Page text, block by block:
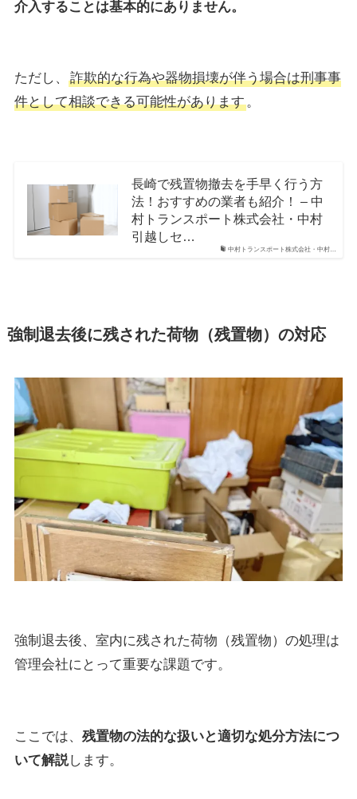
介入することは基本的にありません。
ただし、
詐欺的な行為や器物損壊が伴う場合は刑事事
件として相談できる可能性があります。
中村トランスポート株式会社・中村…
長崎で残置物撤去を手早く行う方
法！おすすめの業者も紹介！ – 中
村トランスポート株式会社・中村
引越しセ…
強制退去後に残された荷物（残置物）の対応
強制退去後、室内に残された荷物（残置物）の処理は
管理会社にとって重要な課題です。
ここでは、 残置物の法的な扱いと適切な処分方法につ
いて解説します。